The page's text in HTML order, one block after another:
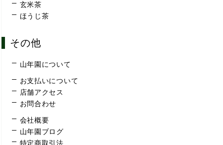
玄米茶
ほうじ茶
その他
山年園について
お支払いについて
店舗アクセス
お問合わせ
会社概要
山年園ブログ
特定商取引法